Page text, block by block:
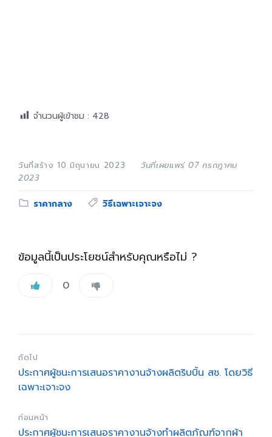
จำนวนผู้เข้าชม : 428
วันที่สร้าง 10 มิถุนายน 2023
วันที่เผยแพร่ 07 กรกฎาคม
2023
Category:
ราคากลาง Tags:
วิธีเฉพาะเจาะจง
ข้อมูลนี้เป็นประโยชน์สำหรับคุณหรือไม่ ?
0
ถัดไป
ประกาศผู้ชนะการเสนอราคางานจ้างผลิตริบบิ้น สช. โดยวิธี
เฉพาะเจาะจง
ก่อนหน้า
ประกาศผู้ชนะการเสนอราคางานจ้างทำผลิตภัณฑ์จากผ้า